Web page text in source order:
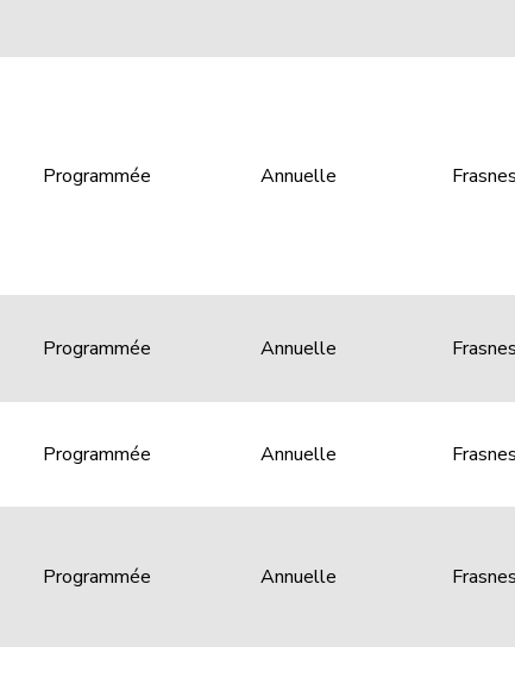
Programmée Annuelle
Programmée Annuelle
Programmée Annuelle
Programmée Annuelle